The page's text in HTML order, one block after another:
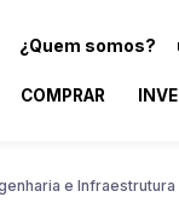
¿Quem somos?
COMPRAR
e Infraestrutura